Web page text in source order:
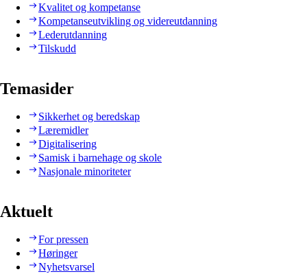
Kvalitet og kompetanse
Kompetanseutvikling og videreutdanning
Lederutdanning
Tilskudd
Temasider
Sikkerhet og beredskap
Læremidler
Digitalisering
Samisk i barnehage og skole
Nasjonale minoriteter
Aktuelt
For pressen
Høringer
Nyhetsvarsel